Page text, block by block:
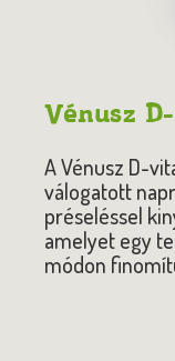
Vénusz
A Vénusz D-
válogatott
préseléssel
amelyet egy
módon